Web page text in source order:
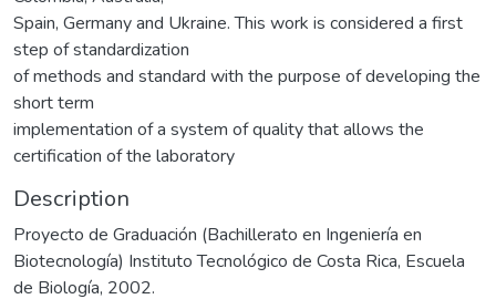
Spain, Germany and Ukraine. This work is considered a first
step of standardization
of methods and standard with the purpose of developing the
short term
implementation of a system of quality that allows the
certification of the laboratory
Description
Proyecto de Graduación (Bachillerato en Ingeniería en
Biotecnología) Instituto Tecnológico de Costa Rica, Escuela
de Biología, 2002.